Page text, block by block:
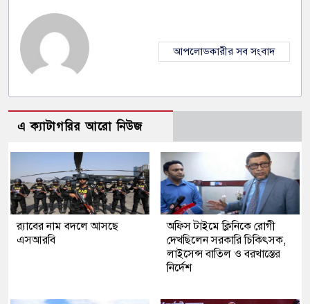
আপলোডকারীর সব সংবাদ
এ ক্যাটাগরির আরো নিউজ
র‍্যাবের নাম বদলে আসছে
এসআরবি
অফিস টাইমে ক্লিনিকে রোগী
দেখছিলেন সরকারি চিকিৎসক,
লাইসেন্স বাতিল ও বরখাস্তের
নির্দেশ